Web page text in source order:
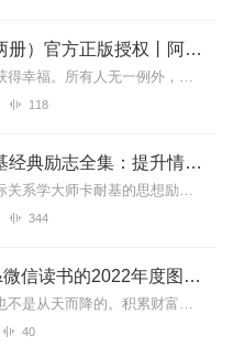
被讨厌的勇气（全两册）官方正版授权丨阿德勒心理学畅销经典｜幸福的勇气
人可以改变，人还可以获得幸福。所有人无一例外，都能如此。——阿德勒心理学一名深陷自卑、无能与不幸福的青年，听到了一名哲人主张的“世界无比单纯，人人都能幸福”便来...
118
人性的弱点丨卡耐基经典励志全集：提升情商和沟通技巧
本套系专辑，汇集了人际关系学大师卡耐基的思想励志精华，收录《人性的弱点》《人性的优点》《语言的突破》《美好的人生》《快乐的人生》等所有经典！是卡耐基的经典合辑，...
344
纳瓦尔宝典｜豆瓣&微信读书的2022年度图书|从白手起家到财务自由
致富不是靠运气，幸福也不是从天而降的。积累财富和幸福生活是我们可以学习的技能。这本书收集整理了硅谷投资人纳瓦尔在过去十年里通过推特、播客和采访等方式分享的人生智...
40